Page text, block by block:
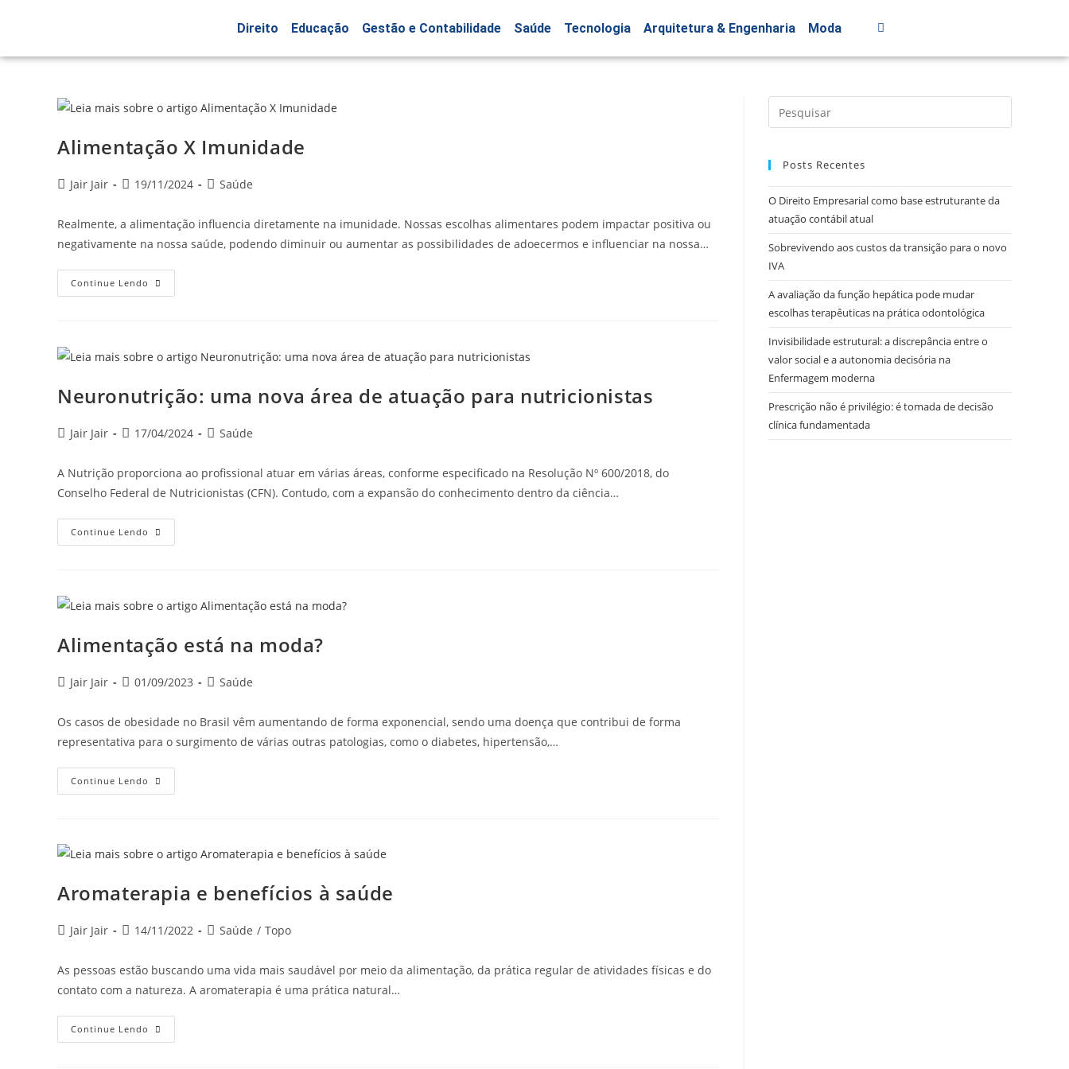
Direito Educação Gestão e Contabilidade Saúde Tecnologia Arquitetura & Engenharia Moda
Alimentação X Imunidade
Jair Jair 19/11/2024 Saúde
Realmente, a alimentação influencia diretamente na imunidade. Nossas escolhas alimentares podem impactar positiva ou
negativamente na nossa saúde, podendo diminuir ou aumentar as possibilidades de adoecermos e influenciar na nossa…
Continue Lendo
Neuronutrição: uma nova área de atuação para nutricionistas
Jair Jair 17/04/2024 Saúde
A Nutrição proporciona ao profissional atuar em várias áreas, conforme especificado na Resolução Nº 600/2018, do
Conselho Federal de Nutricionistas (CFN). Contudo, com a expansão do conhecimento dentro da ciência…
Continue Lendo
Alimentação está na moda?
Jair Jair 01/09/2023 Saúde
Os casos de obesidade no Brasil vêm aumentando de forma exponencial, sendo uma doença que contribui de forma
representativa para o surgimento de várias outras patologias, como o diabetes, hipertensão,…
Continue Lendo
Aromaterapia e benefícios à saúde
Jair Jair 14/11/2022 Saúde / Topo
As pessoas estão buscando uma vida mais saudável por meio da alimentação, da prática regular de atividades físicas e do
contato com a natureza. A aromaterapia é uma prática natural…
Continue Lendo
Posts Recentes
O Direito Empresarial como base estruturante da
atuação contábil atual
Sobrevivendo aos custos da transição para o novo
IVA
A avaliação da função hepática pode mudar
escolhas terapêuticas na prática odontológica
Invisibilidade estrutural: a discrepância entre o
valor social e a autonomia decisória na
Enfermagem moderna
Prescrição não é privilégio: é tomada de decisão
clínica fundamentada